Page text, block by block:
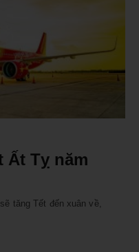
Ất Tỵ năm
tăng Tết đến xuân về,